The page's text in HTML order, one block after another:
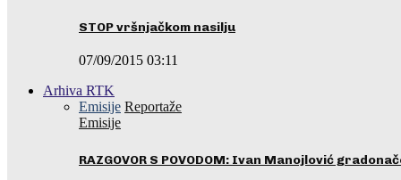
STOP vršnjačkom nasilju
07/09/2015 03:11
Arhiva RTK
Emisije Reportaže
Emisije
RAZGOVOR S POVODOM: Ivan Manojlović